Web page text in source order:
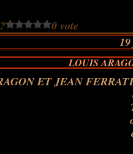
0 vote
LOUIS